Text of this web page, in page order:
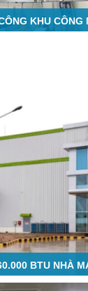
KHU CÔNG
BTU NHÀ